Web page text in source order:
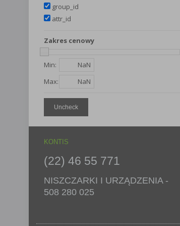
group_id
attr_id
Zakres cenowy
Min:
Max:
Uncheck
KONTIS
(22) 46 55 771
NISZCZARKI I URZĄDZENIA -
508 280 025